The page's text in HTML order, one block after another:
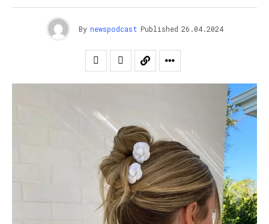
By newspodcast Published 26.04.2024